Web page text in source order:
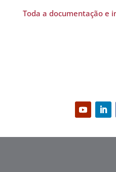
Toda a documentação e